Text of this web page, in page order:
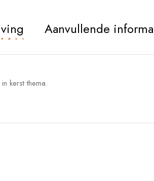
Aanvullende
kerst thema.